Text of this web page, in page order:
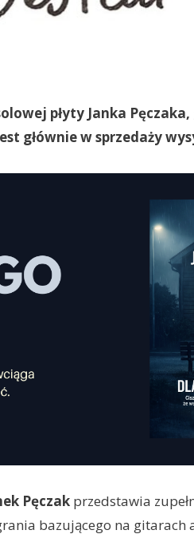
płyty Janka
głównie w sprzedaży
Pęczakprzedstawia
bazującego na gitarach